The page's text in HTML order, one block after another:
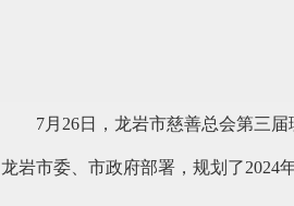
7月26日，龙岩市慈善总会第三
龙岩市委、市政府部署，规划了2024